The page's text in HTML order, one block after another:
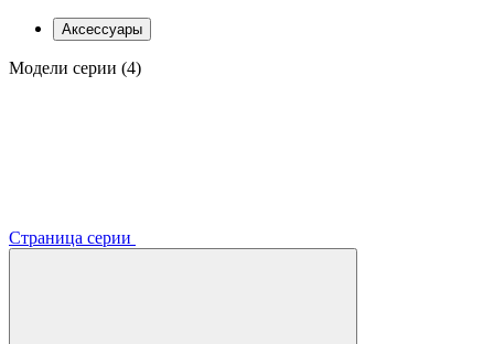
Аксессуары
Модели серии (4)
Страница серии